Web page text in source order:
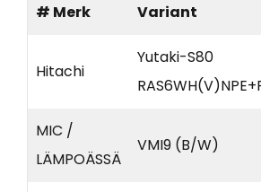
# Merk Variant
Hitachi
Yutaki-S80
MIC /
LÄMPOÄSSÄ
VMI9 (B/W)